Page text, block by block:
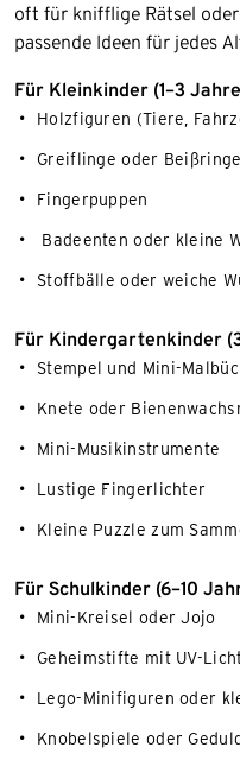
oft für knifflige Rätsel
passende Ideen für jedes
Für Kleinkinder (1–3
Holzfiguren (Tiere,
Greiflinge oder
Fingerpuppen
Badeenten oder kleine
Stoffbälle oder weiche
Für Kindergartenkinder
Stempel und Mini-
Knete oder
Mini-Musikinstrumente
Lustige Fingerlichter
Kleine Puzzle zum
Für Schulkinder (6–10
Mini-Kreisel oder Jojo
Geheimstifte mit UV-
Lego-Minifiguren oder
Knobelspiele oder